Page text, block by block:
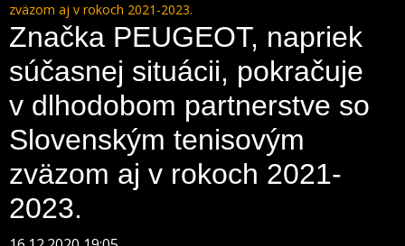
zväzom aj v rokoch 2021-2023.
Značka PEUGEOT, napriek
súčasnej situácii, pokračuje
v dlhodobom partnerstve so
Slovenským tenisovým
zväzom aj v rokoch 2021-
2023.